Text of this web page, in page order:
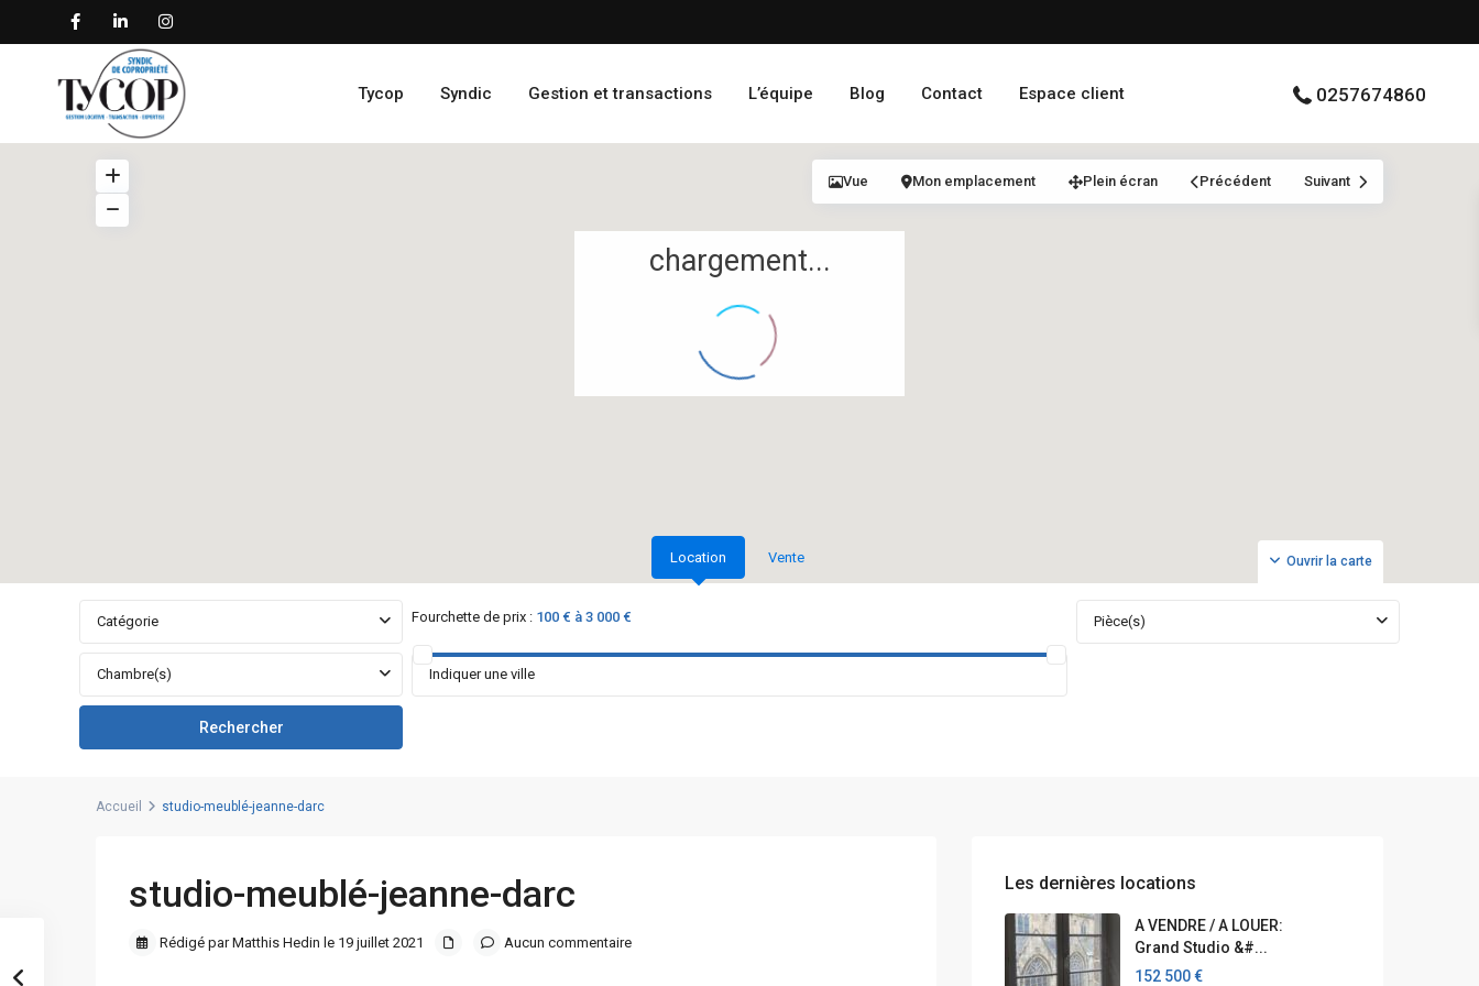
Tycop Syndic Gestion et transactions L’équipe Blog Contact Espace client 0257674860
chargement...
Ouvrir la carte
Vue Mon emplacement Plein écran Précédent Suivant
Location Vente
Catégorie Fourchette de prix : 100 € à 3 000 € Pièce(s)
Chambre(s)
Accueil studio-meublé-jeanne-darc
studio-meublé-jeanne-darc
Rédigé par Matthis Hedin le 19 juillet 2021 Aucun commentaire
Les dernières locations
A VENDRE / A LOUER:
Grand Studio &#...
152 500 €